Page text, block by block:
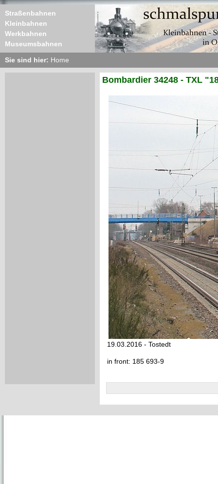
Straßenbahnen
Kleinbahnen
Werkbahnen
Museumsbahnen
Sie sind hier: Home
Bombardier 34248 - TXL
19.03.2016 - Tostedt
in front: 185 693-9